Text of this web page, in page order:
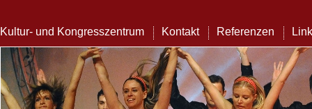
Kultur- und Kongresszentrum Kontakt Referenzen